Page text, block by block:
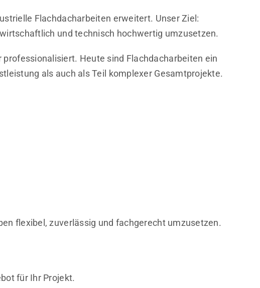
Flachdacharbeiten erweitert. Unser Ziel:
und technisch hochwertig umzusetzen.
Heute sind Flachdacharbeiten ein
als auch als Teil komplexer Gesamtprojekte.
flexibel, zuverlässig und fachgerecht umzusetzen.
für Ihr Projekt.